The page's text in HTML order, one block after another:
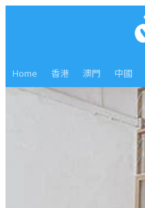
Home 香港 澳門 中國